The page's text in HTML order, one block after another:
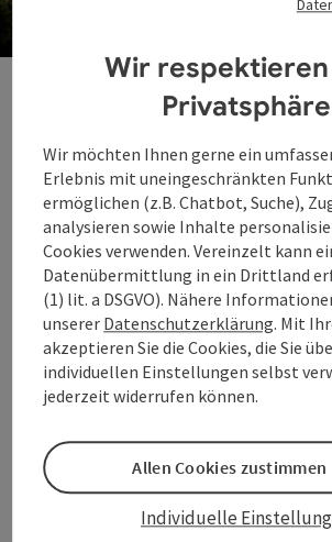
für Ihren Gesundheitsurlaub in der
Traditionelle
Kneippen weckt die
Die Naturheilmethode von Pfarrer
einer der bedeutendsten Vertreter der
basiert auf den fünf Säulen Ernährung,
Wasser, Heilpflanzen und einem
- oder Lebensordnung, wie Kneipp es
dieser einfachen, aber
lässt sich einiges verändern. Kneippen
Immunsystem und aktiviert die
wirkt ausgleichend und ist die ideale
Mehr zu den 5 Säulen
Wir
Privatsphäre
Wir möchten Ihnen gerne ein
Erlebnis mit uneingeschränkten
ermöglichen (z.B. Chatbot, Suche),
analysieren sowie Inhalte
Cookies verwenden. Vereinzelt kann
Datenübermittlung in ein Drittland
(1) lit. a DSGVO). Nähere
unserer Datenschutzerklärung. Mit
akzeptieren Sie die Cookies, die Sie
individuellen Einstellungen selbst
jederzeit widerrufen können.
Individuelle
Allen Cookies zustimmen